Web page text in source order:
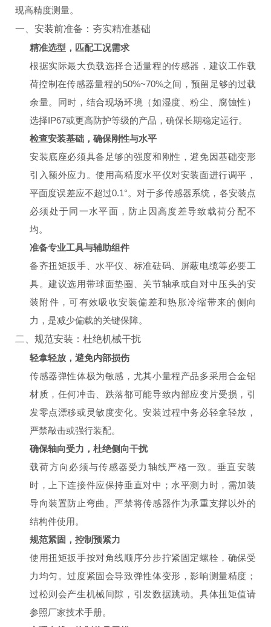
现高精度测量。
一、安装前准备：夯实精准基础
精准选型，匹配工况需求
根据实际最大负载选择合适量程的传感器，建议工作载
荷控制在传感器量程的50%~70%之间，预留足够的过载
余量。同时，结合现场环境（如湿度、粉尘、腐蚀性）
选择IP67或更高防护等级的产品，确保长期稳定运行。
检查安装基础，确保刚性与水平
安装底座必须具备足够的强度和刚性，避免因基础变形
引入额外应力。使用高精度水平仪对安装面进行调平，
平面度误差应不超过0.1°。对于多传感器系统，各安装点
必须处于同一水平面，防止因高度差导致载荷分配不
均。
准备专业工具与辅助组件
备齐扭矩扳手、水平仪、标准砝码、屏蔽电缆等必要工
具。建议选用带球面垫圈、关节轴承或自对中压头的安
装附件，可有效吸收安装偏差和热胀冷缩带来的侧向
力，是减少偏载的关键保障。
二、规范安装：杜绝机械干扰
轻拿轻放，避免内部损伤
传感器弹性体极为敏感，尤其小量程产品多采用合金铝
材质，任何冲击、跌落都可能导致内部应变片受损，引
发零点漂移或灵敏度变化。安装过程中务必轻拿轻放，
严禁敲击或强行装配。
确保轴向受力，杜绝侧向干扰
载荷方向必须与传感器受力轴线严格一致。垂直安装
时，上下连接件应保持垂直对中；水平测力时，需加装
导向装置防止弯曲。严禁将传感器作为承重支撑以外的
结构件使用。
规范紧固，控制预紧力
使用扭矩扳手按对角线顺序分步拧紧固定螺栓，确保受
力均匀。过度紧固会导致弹性体变形，影响测量精度；
过松则会产生机械间隙，引发数据跳动。具体扭矩值请
参照厂家技术手册。